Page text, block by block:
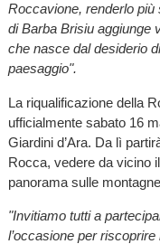
Roccavione, renderlo più
di Barba Brisiu aggiunge
che nasce dal desiderio
paesaggio".
La riqualificazione della
ufficialmente sabato 16
Giardini d’Ara. Da lì
Rocca, vedere da vicino
panorama sulle
"Invitiamo tutti a
l’occasione per